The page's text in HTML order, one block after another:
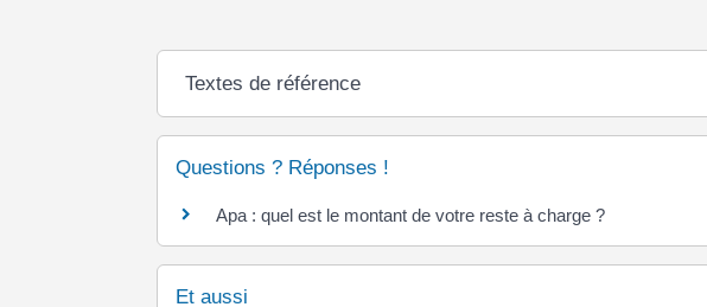
Textes de référence
Questions ? Réponses !
Apa : quel est le montant de votre reste à charge ?
Et aussi